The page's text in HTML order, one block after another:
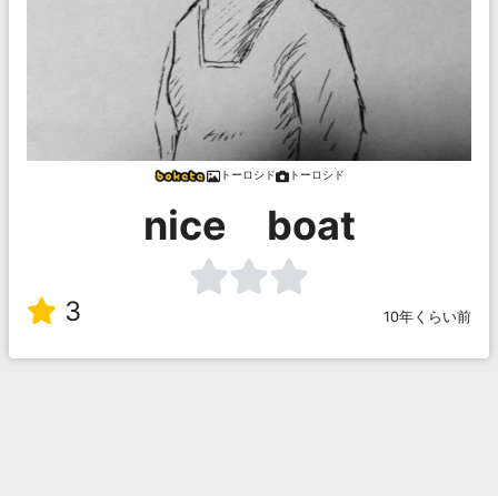
トーロシド トーロシド
nice boat
3 10年くらい前